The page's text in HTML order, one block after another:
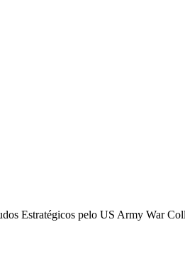
Estratégicos pelo US Army War